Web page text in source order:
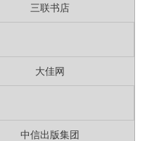
三联书店
大佳网
中信出版集团